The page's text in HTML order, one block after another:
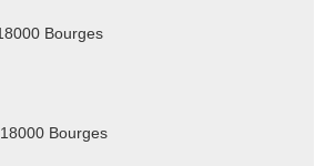
Bourges
Bourges